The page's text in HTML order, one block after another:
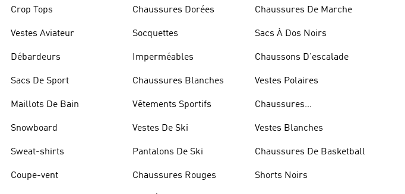
Crop Tops
Vestes Aviateur
Débardeurs
Sacs De Sport
Maillots De Bain
Snowboard
Sweat-shirts
Coupe-vent
Chaussures Dorées
Socquettes
Imperméables
Chaussures Blanches
Vêtements Sportifs
Vestes De Ski
Pantalons De Ski
Chaussures Rouges
Chaussures De Marche
Sacs À Dos Noirs
Chaussons D'escalade
Vestes Polaires
Chaussures
Vestes Blanches
Chaussures De Basketball
Shorts Noirs